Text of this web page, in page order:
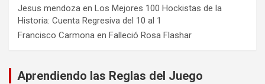
Jesus mendoza en Los Mejores 100 Hockistas de la
Historia: Cuenta Regresiva del 10 al 1
Francisco Carmona en Falleció Rosa Flashar
Aprendiendo las Reglas del Juego